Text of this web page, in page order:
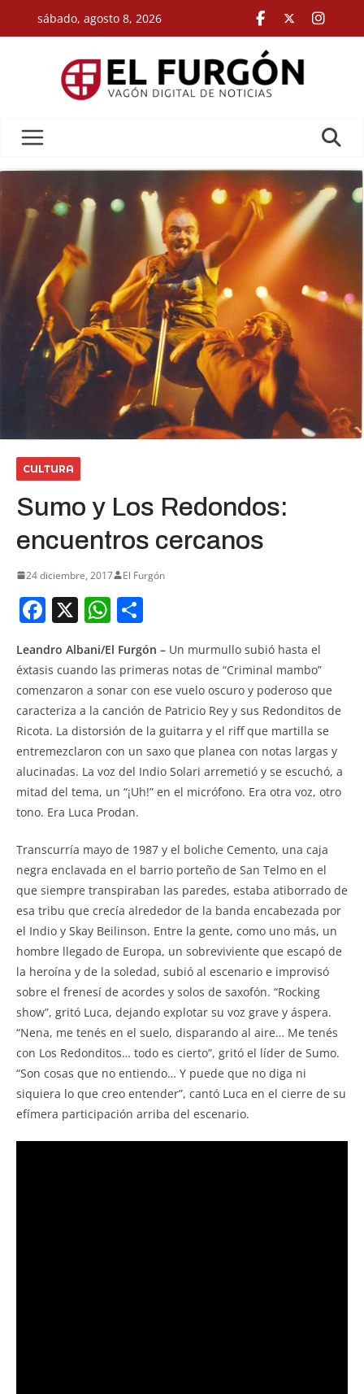
to
sábado, agosto 8, 2026
CULTURA
Sumo y Los Redondos:
encuentros cercanos
24 diciembre, 2017 El Furgón
F
a
c
e
b
o
o
k
X W
h
at
s
A
p
p
h
ar
e
Leandro Albani/El Furgón – Un murmullo subió hasta el
éxtasis cuando las primeras notas de “Criminal mambo”
comenzaron a sonar con ese vuelo oscuro y poderoso que
caracteriza a la canción de Patricio Rey y sus Redonditos de
Ricota. La distorsión de la guitarra y el riff que martilla se
entremezclaron con un saxo que planea con notas largas y
alucinadas. La voz del Indio Solari arremetió y se escuchó, a
mitad del tema, un “¡Uh!” en el micrófono. Era otra voz, otro
tono. Era Luca Prodan.
Transcurría mayo de 1987 y el boliche Cemento, una caja
negra enclavada en el barrio porteño de San Telmo en el
que siempre transpiraban las paredes, estaba atiborrado de
esa tribu que crecía alrededor de la banda encabezada por
el Indio y Skay Beilinson. Entre la gente, como uno más, un
hombre llegado de Europa, un sobreviviente que escapó de
la heroína y de la soledad, subió al escenario e improvisó
sobre el frenesí de acordes y solos de saxofón. “Rocking
show”, gritó Luca, dejando explotar su voz grave y áspera.
“Nena, me tenés en el suelo, disparando al aire… Me tenés
con Los Redonditos… todo es cierto”, gritó el líder de Sumo.
“Son cosas que no entiendo… Y puede que no diga ni
siquiera lo que creo entender”, cantó Luca en el cierre de su
efímera participación arriba del escenario.